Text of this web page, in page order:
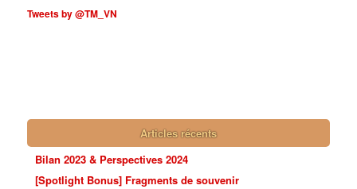
Tweets by @TM_VN
Articles récents
Bilan 2023 & Perspectives 2024
[Spotlight Bonus] Fragments de souvenir